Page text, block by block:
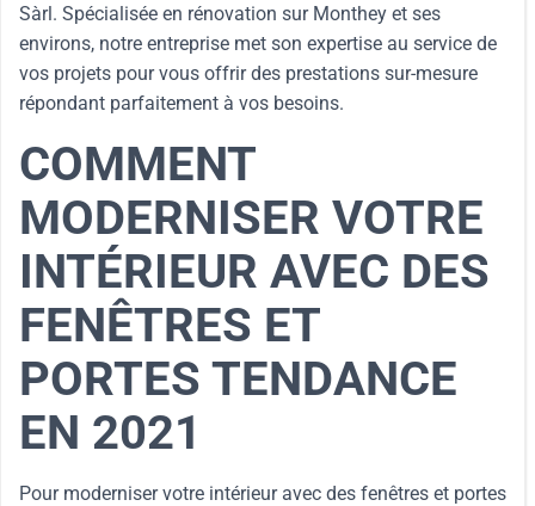
Sàrl. Spécialisée en rénovation sur Monthey et ses
environs, notre entreprise met son expertise au service de
vos projets pour vous offrir des prestations sur-mesure
répondant parfaitement à vos besoins.
COMMENT
MODERNISER VOTRE
INTÉRIEUR AVEC DES
FENÊTRES ET
PORTES TENDANCE
EN 2021
Pour moderniser votre intérieur avec des fenêtres et portes